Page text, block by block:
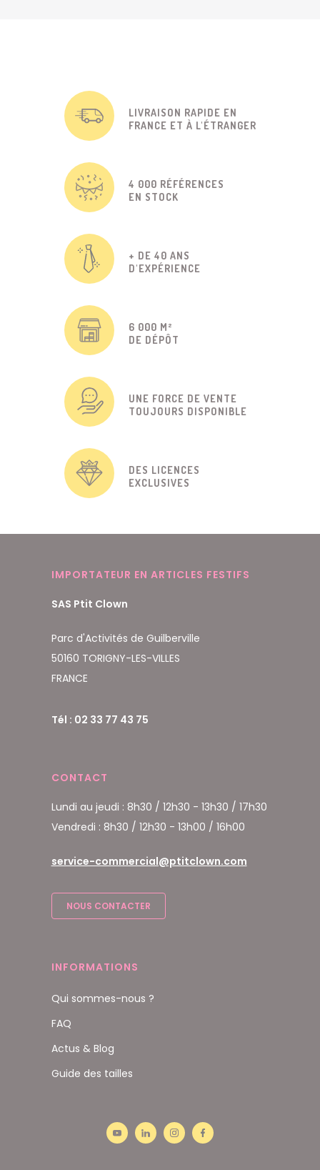
LIVRAISON RAPIDE EN
FRANCE ET À L'ÉTRANGER
4 000 RÉFÉRENCES
EN STOCK
+ DE 40 ANS
D'EXPÉRIENCE
6 000 M²
DE DÉPÔT
UNE FORCE DE VENTE
TOUJOURS DISPONIBLE
DES LICENCES
EXCLUSIVES
IMPORTATEUR EN ARTICLES FESTIFS
SAS Ptit Clown
Parc d'Activités de Guilberville
50160 TORIGNY-LES-VILLES
FRANCE
Tél : 02 33 77 43 75
CONTACT
Lundi au jeudi : 8h30 / 12h30 - 13h30 / 17h30
Vendredi : 8h30 / 12h30 - 13h00 / 16h00
service-commercial@ptitclown.com
NOUS CONTACTER
INFORMATIONS
Qui sommes-nous ?
FAQ
Actus & Blog
Guide des tailles